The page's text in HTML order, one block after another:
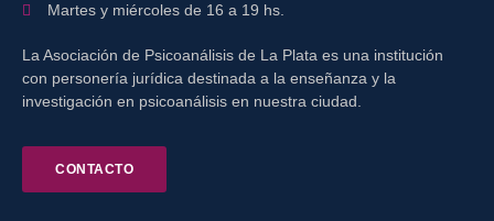
Martes y miércoles de 16 a 19 hs.
La Asociación de Psicoanálisis de La Plata es una institución
con personería jurídica destinada a la enseñanza y la
investigación en psicoanálisis en nuestra ciudad.
CONTACTO